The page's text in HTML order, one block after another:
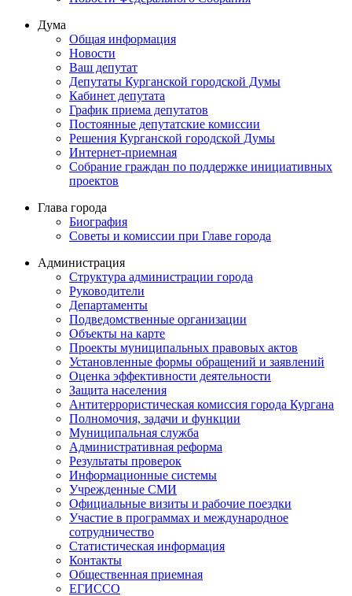
Дума
Общая информация
Новости
Ваш депутат
Депутаты Курганской городской Думы
Кабинет депутата
График приема депутатов
Постоянные депутатские комиссии
Решения Курганской городской Думы
Интернет-приемная
Собрание граждан по поддержке инициативных
проектов
Глава города
Биография
Советы и комиссии при Главе города
Администрация
Структура администрации города
Руководители
Департаменты
Подведомственные организации
Объекты на карте
Проекты муниципальных правовых актов
Установленные формы обращений и заявлений
Оценка эффективности деятельности
Защита населения
Антитеррористическая комиссия города Кургана
Полномочия, задачи и функции
Муниципальная служба
Административная реформа
Результаты проверок
Информационные системы
Учрежденные СМИ
Официальные визиты и рабочие поездки
Участие в программах и международное
сотрудничество
Статистическая информация
Контакты
Общественная приемная
ЕГИССО